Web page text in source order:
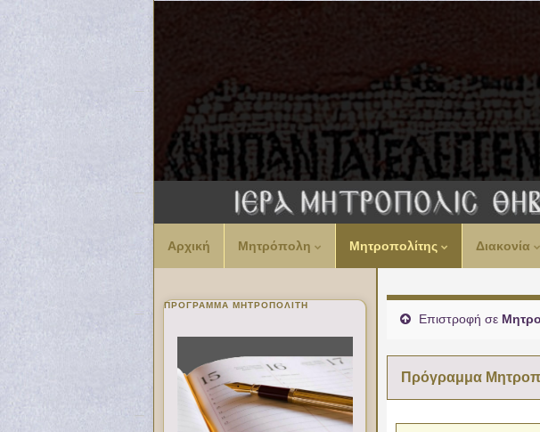
Αρχική Μητρόπολη Μητροπολίτης Διακονία
Επιστροφή σε
Πρόγραμμα
ΠΡΌΓΡΑΜΜΑ ΜΗΤΡΟΠΟΛΊΤΗ